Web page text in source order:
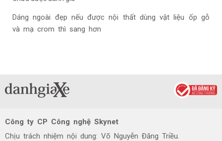
Dáng ngoài đẹp nếu được nội thất dùng vật liệu ốp gỗ
và mạ crom thì sang hơn
Công ty CP Công nghệ Skynet
Chịu trách nhiệm nội dung: Võ Nguyễn Đăng Triều.